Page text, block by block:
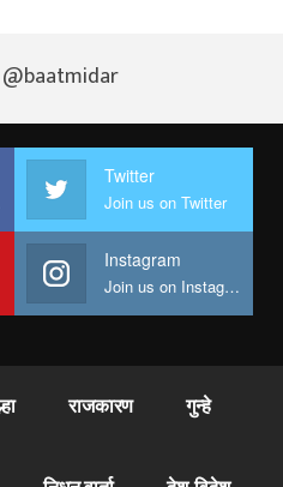
@baatmidar
Twitter
Join us on Twitter
Instagram
Join us on Instagram
राजकारण गुन्हे